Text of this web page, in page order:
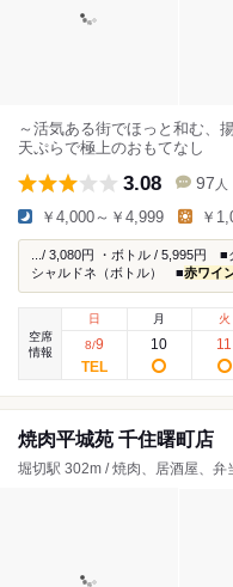
～活気ある街でほっと和む、
天ぷらで極上のおもてなし
3.08 97 人
￥4,000～￥4,999 ￥
.../ 3,080円 ・ボトル / 5,995円 ■
シャルドネ（ボトル） ■赤ワイ
空席
情報
日
8/9
月
10
火
11
焼肉平城苑 千住曙町店
堀切駅 302m / 焼肉、居酒屋、弁